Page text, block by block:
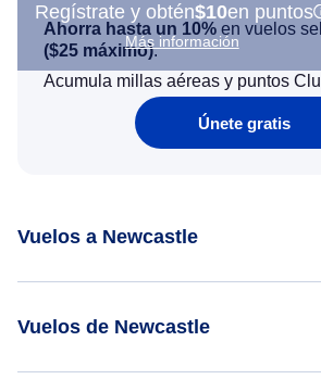
Regístrate y obtén$10en puntos
Más información
Ahorra hasta un 10% en vuelos
($25 máximo).
Acumula millas aéreas y puntos
Únete gratis
Vuelos a Newcastle
Vuelos de Newcastle